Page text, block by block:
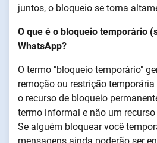
juntos, o bloqueio se torna
O que é o bloqueio temporário
WhatsApp?
O termo "bloqueio temporário"
remoção ou restrição
o recurso de bloqueio
termo informal e não um
Se alguém bloquear você
mensagens ainda poderão ser